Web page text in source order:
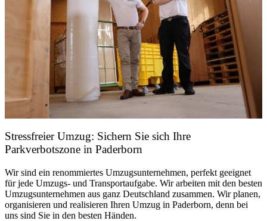
Stressfreier Umzug: Sichern Sie sich Ihre
Parkverbotszone in Paderborn
Wir sind ein renommiertes Umzugsunternehmen, perfekt geeignet
für jede Umzugs- und Transportaufgabe. Wir arbeiten mit den besten
Umzugsunternehmen aus ganz Deutschland zusammen. Wir planen,
organisieren und realisieren Ihren Umzug in Paderborn, denn bei
uns sind Sie in den besten Händen.